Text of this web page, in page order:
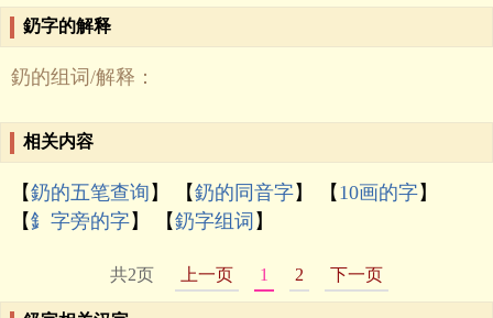
釢字的解释
釢的组词/解释：
相关内容
【釢的五笔查询 】 【釢的同音字】 【 10画的字】
【釒字旁的字】 【釢字组词 】
共2页 上一页 1 2 下一页